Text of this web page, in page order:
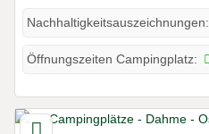
Nachhaltigkeitsauszeichnungen:
Öffnungszeiten Campingplatz: